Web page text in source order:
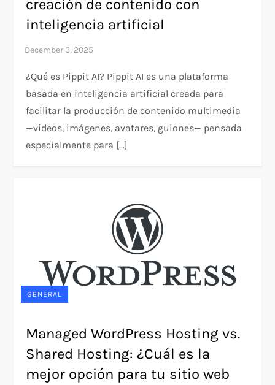
creación de contenido con
inteligencia artificial
¿Qué es Pippit AI? Pippit AI es una plataforma
basada en inteligencia artificial creada para
facilitar la producción de contenido multimedia
—videos, imágenes, avatares, guiones— pensada
especialmente para […]
GENERAL
Managed WordPress Hosting vs.
Shared Hosting: ¿Cuál es la
mejor opción para tu sitio web